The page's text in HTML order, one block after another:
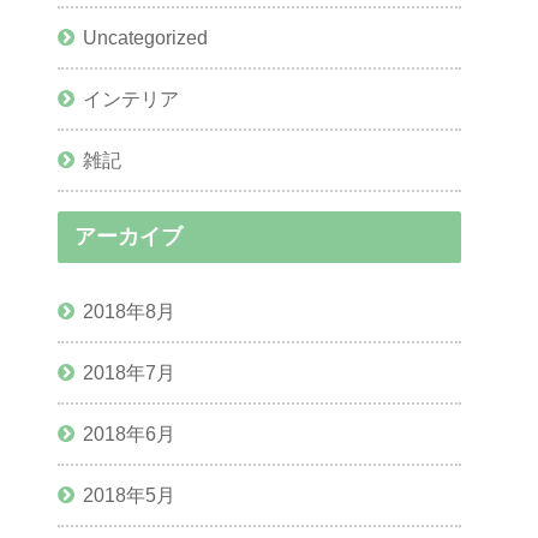
Uncategorized
インテリア
雑記
アーカイブ
2018年8月
2018年7月
2018年6月
2018年5月